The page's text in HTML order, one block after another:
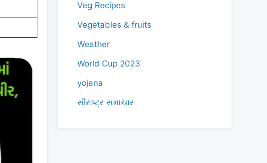
Veg Recipes
Vegetables & fruits
Weather
World Cup 2023
yojana
સૌરાષ્ટ્ર સમાચાર